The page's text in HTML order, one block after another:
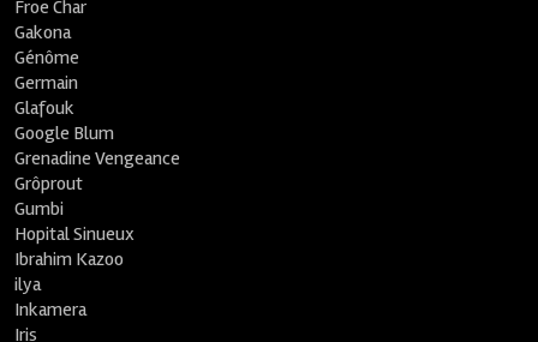
Froe Char
Gakona
Génôme
Germain
Glafouk
Google Blum
Grenadine Vengeance
Grôprout
Gumbi
Hopital Sinueux
Ibrahim Kazoo
ilya
Inkamera
Iris